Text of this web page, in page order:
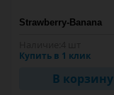
Купить в 1 клик
В корзину